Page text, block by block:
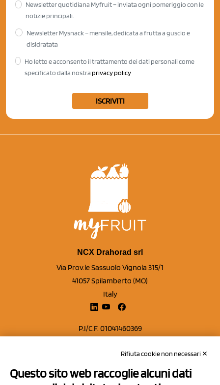
Newsletter quotidiana Myfruit – inviata ogni pomeriggio con le
notizie principali.
Newsletter Mysnack – mensile, dedicata a frutta a guscio e
disidratata
Ho letto e acconsento il trattamento dei dati personali come
specificato dalla nostra privacy policy
ISCRIVITI
NCX Drahorad srl
Via Prov.le Sassuolo Vignola 315/1
41057 Spilamberto (MO)
Italy
P.I/C.F. 01041460369
Capitale sociale Euro 50.000,00 i.v.Rifiuta cookie non necessari ✕
Questo sito web raccoglie alcuni dati